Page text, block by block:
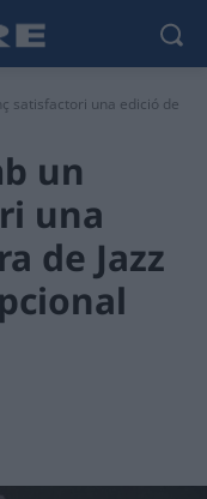
satisfactori una edició de
un
una
de Jazz